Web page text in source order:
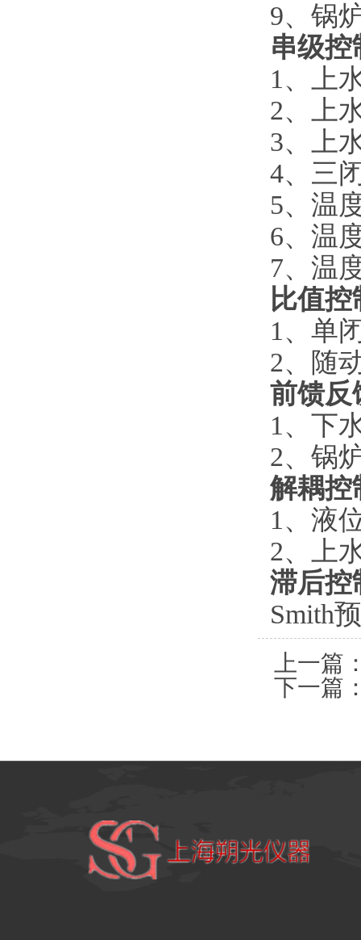
9、锅
串级控
1、上
2、上
3、上
4、三
5、温
6、温
7、温
比值
1、单
2、随
前馈反
1、下
2、锅
解耦控
1、液
2、上
滞后控
Smith
上一篇
下一篇